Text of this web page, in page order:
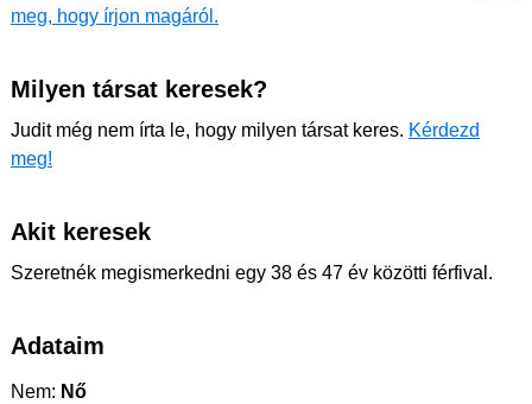
meg, hogy írjon magáról.
Milyen társat keresek?
Judit még nem írta le, hogy milyen társat keres. Kérdezd
meg!
Akit keresek
Szeretnék megismerkedni egy 38 és 47 év közötti férfival.
Adataim
Nem: Nő